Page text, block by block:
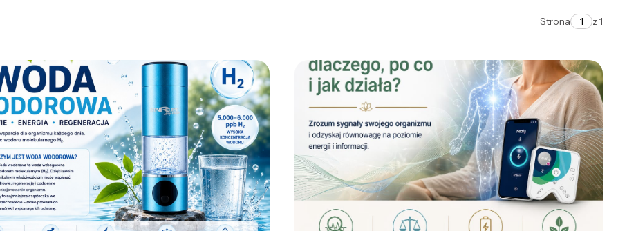
Strona z 1